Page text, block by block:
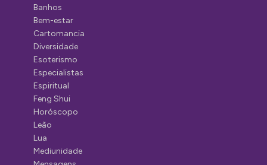
Banhos
Bem-estar
Cartomancia
Diversidade
Esoterismo
Especialistas
Espiritual
Feng Shui
Horóscopo
Leão
Lua
Mediunidade